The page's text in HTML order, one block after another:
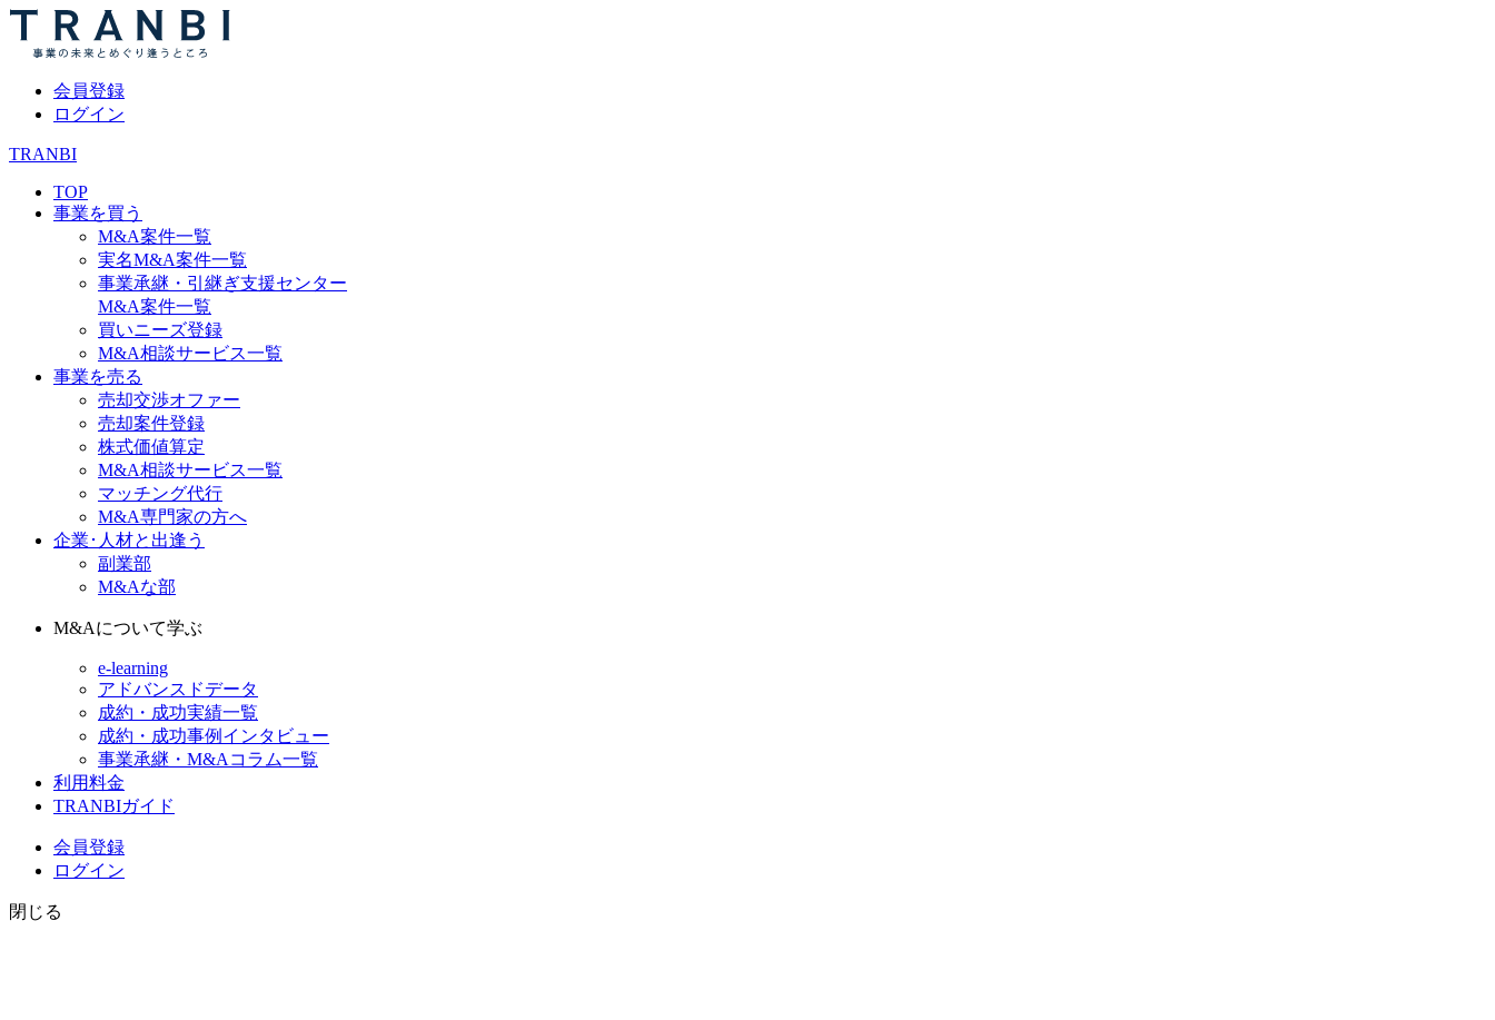
会員登録
ログイン
TRANBI
TOP
事業を買う
M&A案件一覧
実名M&A案件一覧
事業承継・引継ぎ支援センター
M&A案件一覧
買いニーズ登録
M&A相談サービス一覧
事業を売る
売却交渉オファー
売却案件登録
株式価値算定
M&A相談サービス一覧
マッチング代行
M&A専門家の方へ
企業･人材と出逢う
副業部
M&Aな部
M&Aについて学ぶ
e-learning
アドバンスドデータ
成約・成功実績一覧
成約・成功事例インタビュー
事業承継・M&Aコラム一覧
利用料金
TRANBIガイド
会員登録
ログイン
閉じる